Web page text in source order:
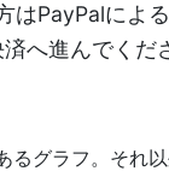
はPayPalによ
へ進んでくだ
グラフ。それ